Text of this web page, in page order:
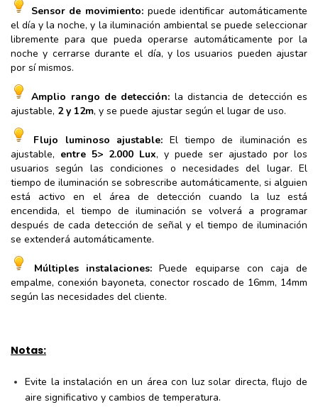
Sensor de movimiento: puede identificar automáticamente
el día y la noche, y la iluminación ambiental se puede seleccionar
libremente para que pueda operarse automáticamente por la
noche y cerrarse durante el día, y los usuarios pueden ajustar
por sí mismos.
Amplio rango de detección: la distancia de detección es
ajustable, 2 y 12m, y se puede ajustar según el lugar de uso.
Flujo luminoso ajustable: El tiempo de iluminación es
ajustable, entre 5> 2.000 Lux, y puede ser ajustado por los
usuarios según las condiciones o necesidades del lugar. El
tiempo de iluminación se sobrescribe automáticamente, si alguien
está activo en el área de detección cuando la luz está
encendida, el tiempo de iluminación se volverá a programar
después de cada detección de señal y el tiempo de iluminación
se extenderá automáticamente.
Múltiples instalaciones: Puede equiparse con caja de
empalme, conexión bayoneta, conector roscado de 16mm, 14mm
según las necesidades del cliente.
Notas:
Evite la instalación en un área con luz solar directa, flujo de
aire significativo y cambios de temperatura.